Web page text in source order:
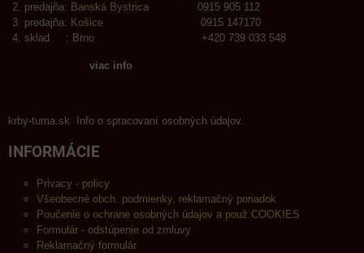
predajňa: Banská Bystrica 0915 905 112
predajňa: Košice 0915 147170
sklad : Brno +420 739 033 548
viac info
krby-tuma.sk Info o spracovaní osobných údajov.
INFORMÁCIE
Privacy - policy
Všeobecné obch. podmienky, reklamačný poriadok
Poučenie o ochrane osobných údajov a použ.COOKIES
Formulár - odstúpenie od zmluvy
Reklamačný formulár